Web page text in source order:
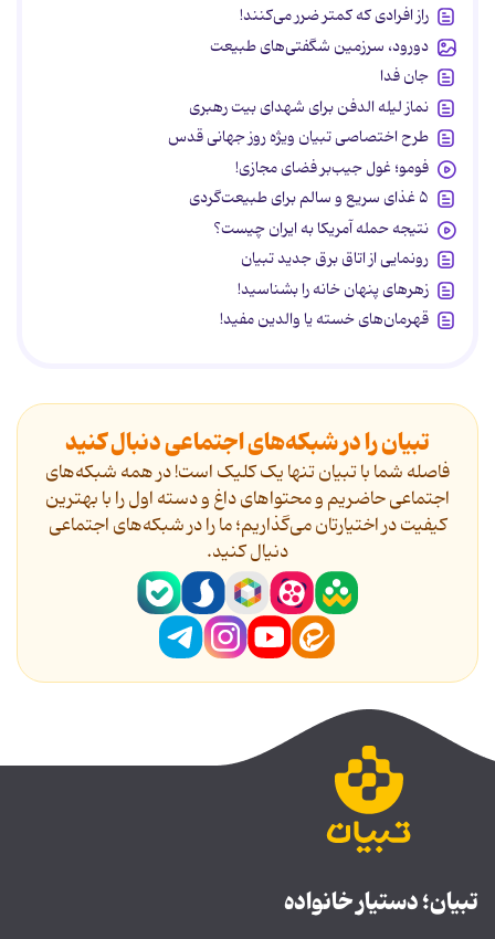
راز افرادی که کمتر ضرر می‌کنند!
دورود، سرزمین شگفتی‌های طبیعت
جان فدا
نماز لیله الدفن برای شهدای بیت رهبری
طرح اختصاصی تبیان ویژه روز جهانی قدس
فومو؛ غول جیب‌بر فضای مجازی!
۵ غذای سریع و سالم برای طبیعت‌گردی
نتیجه حمله آمریکا به ایران چیست؟
رونمایی از اتاق برق جدید تبیان
زهرهای پنهان خانه را بشناسید!
قهرمان‌های خسته یا والدین مفید!
تبیان را در شبکه‌های اجتماعی دنبال کنید
فاصله شما با تبیان تنها یک کلیک است! در همه شبکه‌های
اجتماعی حاضریم و محتواهای داغ و دسته اول را با بهترین
کیفیت در اختیارتان می‌گذاریم؛ ما را در شبکه‌های اجتماعی
دنیال کنید.
تبیان؛ دستیار خانواده